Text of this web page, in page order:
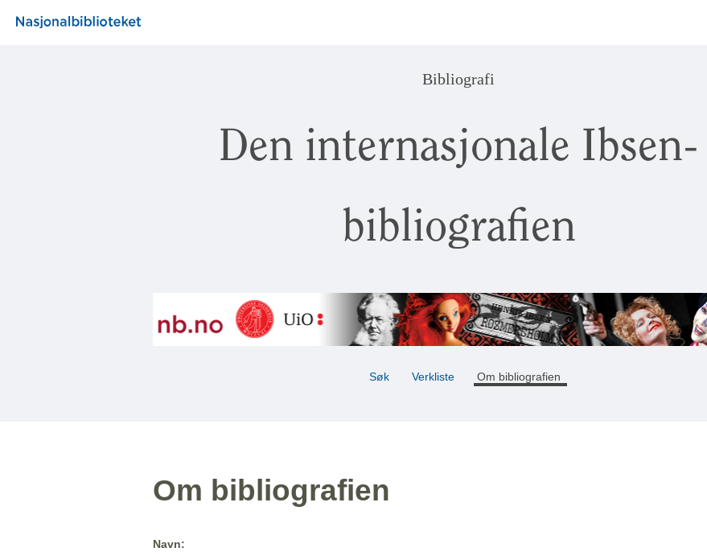
Bibliografi
Den internasjonale Ibsen-
bibliografien
Søk Verkliste Om bibliografien
Om bibliografien
Navn: